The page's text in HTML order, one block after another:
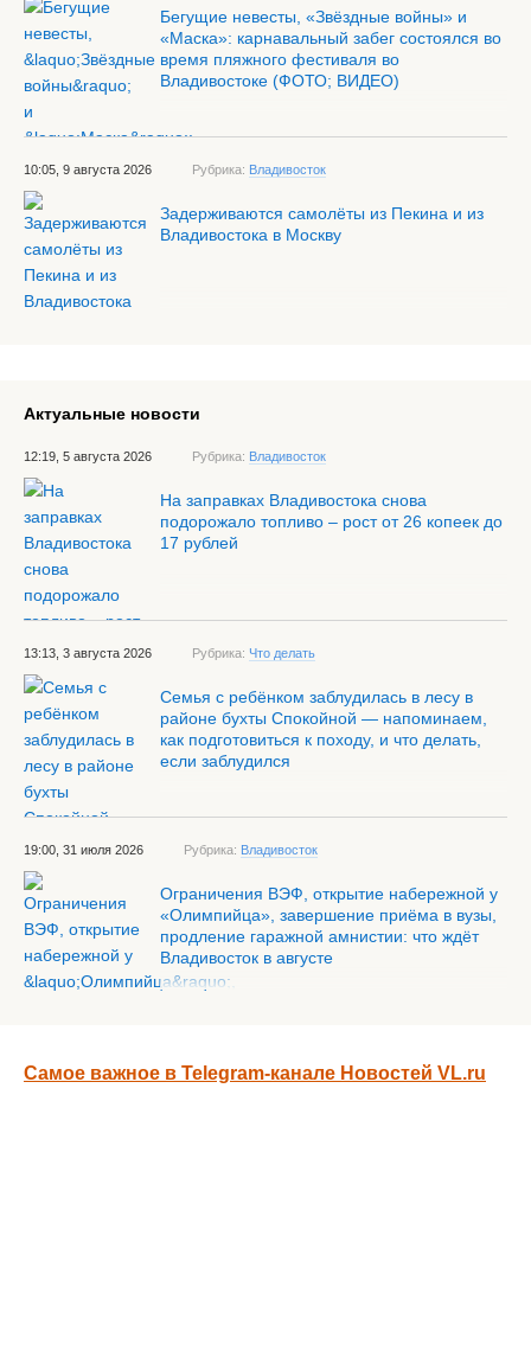
Бегущие невесты, «Звёздные войны» и
«Маска»: карнавальный забег состоялся во
время пляжного фестиваля во
Владивостоке (ФОТО; ВИДЕО)
10:05, 9 августа 2026 Рубрика: Владивосток
Задерживаются самолёты из Пекина и из
Владивостока в Москву
Актуальные новости
12:19, 5 августа 2026 Рубрика: Владивосток
На заправках Владивостока снова
подорожало топливо – рост от 26 копеек до
17 рублей
13:13, 3 августа 2026 Рубрика: Что делать
Семья с ребёнком заблудилась в лесу в
районе бухты Спокойной — напоминаем,
как подготовиться к походу, и что делать,
если заблудился
19:00, 31 июля 2026 Рубрика: Владивосток
Ограничения ВЭФ, открытие набережной у
«Олимпийца», завершение приёма в вузы,
продление гаражной амнистии: что ждёт
Владивосток в августе
Самое важное в Telegram-канале Новостей VL.ru